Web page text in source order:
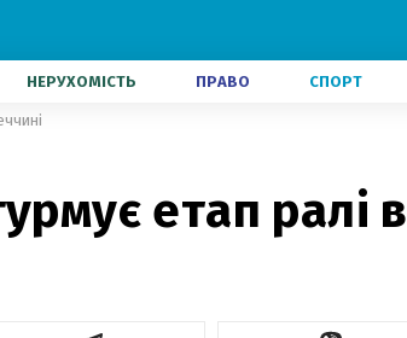
НЕРУХОМІСТЬ ПРАВО СПОРТ
етап ралі в